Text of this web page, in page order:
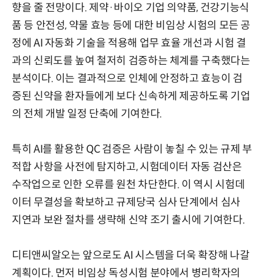
향을 줄 전망이다. 제약·바이오 기업 의약품, 건강기능식
품 등 안전성, 약물 효능 등에 대한 비임상 시험의 모든 공
정에 AI 자동화 기술을 적용해 업무 효율 개선과 시험 결
과의 신뢰도를 높여 철저히 검증하는 체계를 구축했다는
분석이다. 이는 결과적으로 인체에 안정하고 효능이 검
증된 신약을 환자들에게 보다 신속하게 제공하도록 기업
의 전체 개발 일정 단축에 기여한다.
특히 AI를 활용한 QC 검증은 사람이 놓칠 수 있는 규제 부
적합 사항을 사전에 탐지하고, 시험데이터 자동 검산은
수작업으로 인한 오류를 원천 차단한다. 이 역시 시험데
이터 무결성을 확보하고 규제당국 심사 단계에서 심사
지연과 보완 절차를 생략해 신약 조기 출시에 기여한다.
디티앤씨알오는 앞으로도 AI 시스템을 더욱 확장해 나갈
계획이다. 먼저 비임상 독성시험 분야에서 병리학자의